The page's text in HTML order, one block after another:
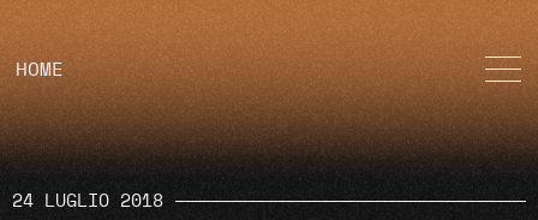
HOME
24 LUGLIO 2018